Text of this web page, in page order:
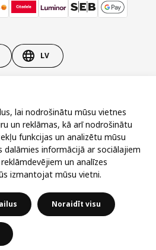
LV
Privātuma un sīkdatņu politika Kontakti
lai nodrošinātu mūsu vietnes
un reklāmas, kā arī nodrošinātu
funkcijas un analizētu mūsu
dalāmies informācijā ar sociālajiem
un analīzes
izmantojat mūsu vietni.
Noraidīt visu